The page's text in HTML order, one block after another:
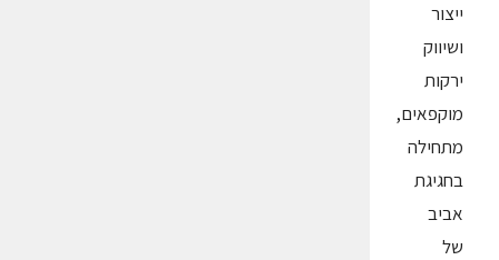
ייצור
ושיווק
ירקות
מוקפאים,
מתחילה
בחגיגת
אביב
של